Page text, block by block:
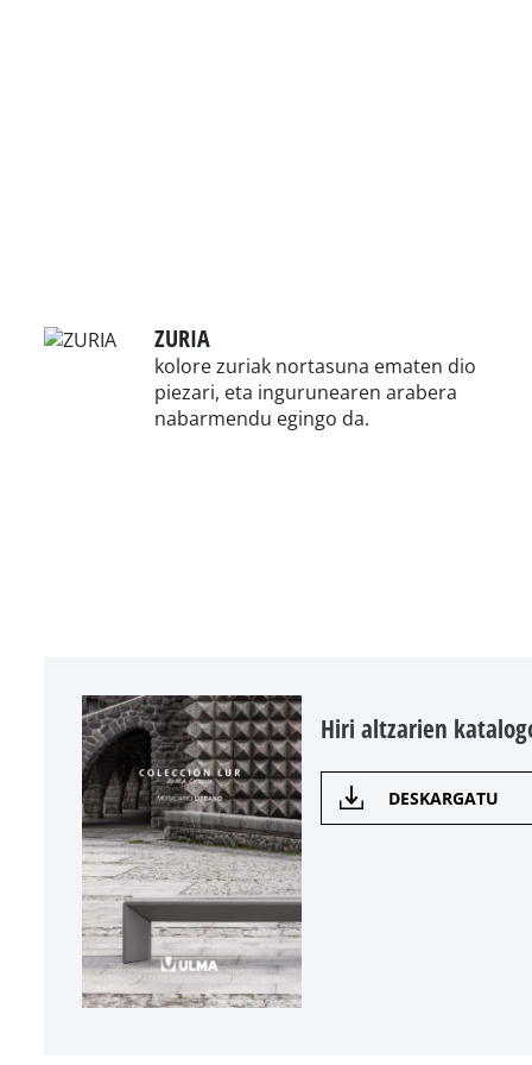
ZURIA
kolore zuriak nortasuna ematen dio
piezari, eta ingurunearen arabera
nabarmendu egingo da.
Hiri altzarien
DESKARGATU